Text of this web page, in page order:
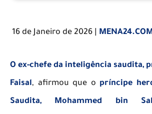
16 de Janeiro de 2026 |
O ex-chefe da inteligência saudita,
Faisal, afirmou que o príncipe
Saudita, Mohammed bin